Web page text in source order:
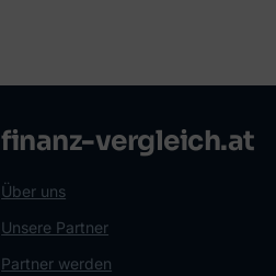
finanz-vergleich.at
Über uns
Unsere Partner
Partner werden